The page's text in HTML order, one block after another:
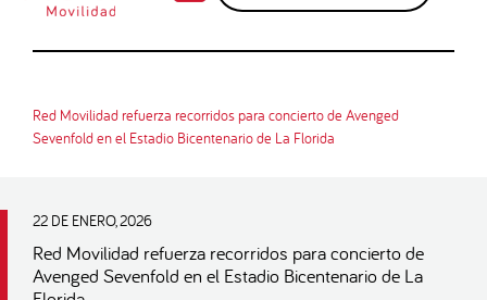
Red Movilidad refuerza recorridos para concierto de Avenged
Sevenfold en el Estadio Bicentenario de La Florida
22 DE ENERO, 2026
Red Movilidad refuerza recorridos para concierto de
Avenged Sevenfold en el Estadio Bicentenario de La